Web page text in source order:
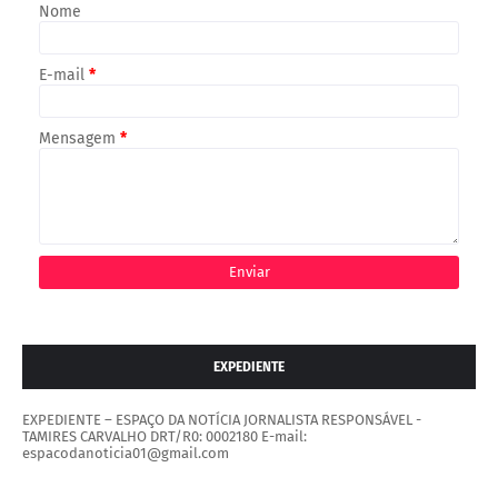
Nome
E-mail *
Mensagem *
EXPEDIENTE
EXPEDIENTE – ESPAÇO DA NOTÍCIA JORNALISTA RESPONSÁVEL -
TAMIRES CARVALHO DRT/R0: 0002180 E-mail:
espacodanoticia01@gmail.com